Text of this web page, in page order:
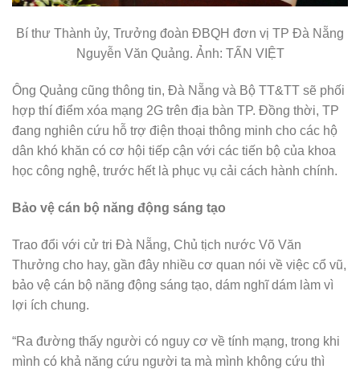
Bí thư Thành ủy, Trưởng đoàn ĐBQH đơn vị TP Đà Nẵng
Nguyễn Văn Quảng. Ảnh: TẤN VIỆT
Ông Quảng cũng thông tin, Đà Nẵng và Bộ TT&TT sẽ phối
hợp thí điểm xóa mạng 2G trên địa bàn TP. Đồng thời, TP
đang nghiên cứu hỗ trợ điện thoại thông minh cho các hộ
dân khó khăn có cơ hội tiếp cận với các tiến bộ của khoa
học công nghệ, trước hết là phục vụ cải cách hành chính.
Bảo vệ cán bộ năng động sáng tạo
Trao đổi với cử tri Đà Nẵng, Chủ tịch nước Võ Văn
Thưởng cho hay, gần đây nhiều cơ quan nói về việc cổ vũ,
bảo vệ cán bộ năng động sáng tạo, dám nghĩ dám làm vì
lợi ích chung.
“Ra đường thấy người có nguy cơ về tính mạng, trong khi
mình có khả năng cứu người ta mà mình không cứu thì